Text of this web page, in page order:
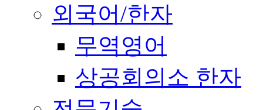
외국어/한자
무역영어
상공회의소 한자